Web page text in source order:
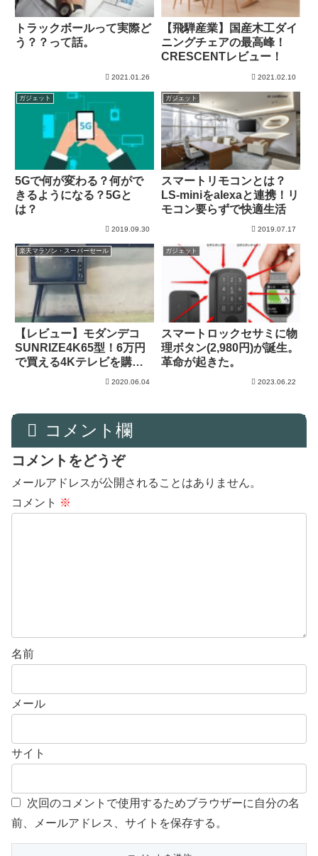
トラックボールって実際ど
う？？って話。
2021.01.26
【飛騨産業】国産木工ダイ
ニングチェアの最高峰！
CRESCENTレビュー！
2021.02.10
ガジェット
5Gで何が変わる？何がで
きるようになる？5Gと
は？
2019.09.30
ガジェット
スマートリモコンとは？
LS-miniをalexaと連携！リ
モコン要らずで快適生活
2019.07.17
楽天マラソン・スーパーセール
【レビュー】モダンデコ
SUNRIZE4K65型！6万円
で買える4Kテレビを購
2020.06.04
ガジェット
スマートロックセサミに物
理ボタン(2,980円)が誕生。
革命が起きた。
2023.06.22
コメント欄
コメントをどうぞ
メールアドレスが公開されることはありません。
コメント ※
名前
メール
サイト
次回のコメントで使用するためブラウザーに自分の名
前、メールアドレス、サイトを保存する。